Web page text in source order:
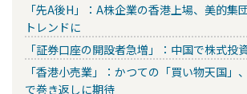
「先A後H」：A株企業の香港上場、美的
トレンドに
「証券口座の開設者急増」：中国で株式投
「香港小売業」：かつての「買い物天国」
で巻き返しに期待